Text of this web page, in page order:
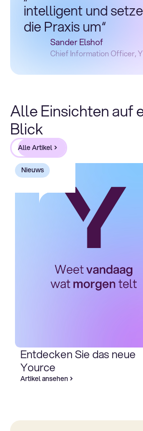
intelligent und
die Praxis um“
Sander Elshof
Chief Information Officer,
Alle Einsichten auf
Blick
Alle Artikel
Nieuws
Entdecken Sie das neue
Yource
Artikel ansehen